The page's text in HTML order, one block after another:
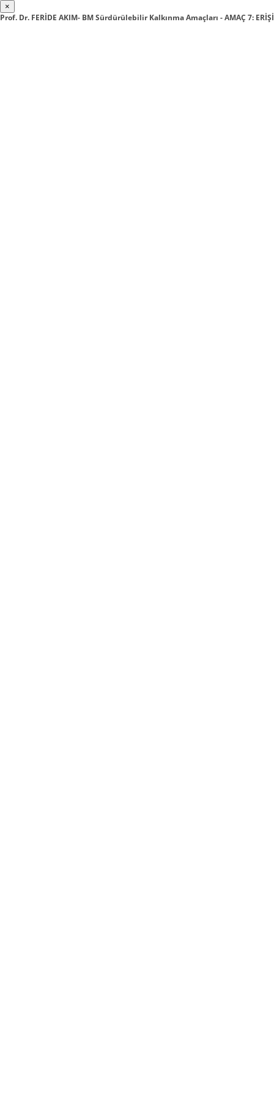
×
Prof. Dr. FERİDE AKIM- BM Sürdürülebilir Kalkınma Amaçları - AMAÇ 7: